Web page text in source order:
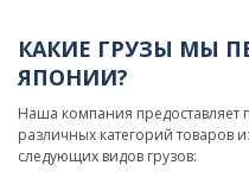
КАКИЕ ГРУЗЫ МЫ
ЯПОНИИ?
Наша компания предоставляет
различных категорий товаров
следующих видов грузов: